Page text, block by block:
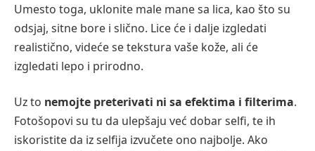
Umesto toga, uklonite male mane sa lica, kao što su
odsjaj, sitne bore i slično. Lice će i dalje izgledati
realistično, videće se tekstura vaše kože, ali će
izgledati lepo i prirodno.
Uz to nemojte preterivati ni sa efektima i filterima.
Fotošopovi su tu da ulepšaju već dobar selfi, te ih
iskoristite da iz selfija izvučete ono najbolje. Ako